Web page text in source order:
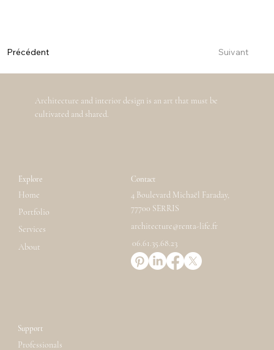
Précédent Suivant
Architecture and interior design is an art that must be
cultivated and shared.
Support
Professionals
Explore
Home
Services
Portfolio
About
Contact
4 Boulevard Michaël Faraday,
77700 SERRIS
architecture@renta-life.fr
06.61.35.68.23